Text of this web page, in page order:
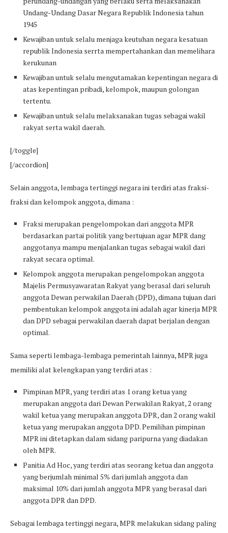
Undang-Undang Dasar Negara Republik Indonesia tahun
1945
Kewajiban untuk selalu menjaga keutuhan negara kesatuan
republik Indonesia serrta mempertahankan dan memelihara
kerukunan
Kewajiban untuk selalu mengutamakan kepentingan negara di
atas kepentingan pribadi, kelompok, maupun golongan
tertentu.
Kewajiban untuk selalu melaksanakan tugas sebagai wakil
rakyat serta wakil daerah.
[/toggle]
[/accordion]
Selain anggota, lembaga tertinggi negara ini terdiri atas fraksi-
fraksi dan kelompok anggota, dimana :
Fraksi merupakan pengelompokan dari anggota MPR
berdasarkan partai politik yang bertujuan agar MPR dang
anggotanya mampu menjalankan tugas sebagai wakil dari
rakyat secara optimal.
Kelompok anggota merupakan pengelompokan anggota
Majelis Permusyawaratan Rakyat yang berasal dari seluruh
anggota Dewan perwakilan Daerah (DPD), dimana tujuan dari
pembentukan kelompok anggota ini adalah agar kinerja MPR
dan DPD sebagai perwakilan daerah dapat berjalan dengan
optimal.
Sama seperti lembaga-lembaga pemerintah lainnya, MPR juga
memiliki alat kelengkapan yang terdiri atas :
Pimpinan MPR, yang terdiri atas 1 orang ketua yang
merupakan anggota dari Dewan Perwakilan Rakyat, 2 orang
wakil ketua yang merupakan anggota DPR, dan 2 orang wakil
ketua yang merupakan anggota DPD. Pemilihan pimpinan
MPR ini ditetapkan dalam sidang paripurna yang diadakan
oleh MPR.
Panitia Ad Hoc, yang terdiri atas seorang ketua dan anggota
yang berjumlah minimal 5% dari jumlah anggota dan
maksimal 10% dari jumlah anggota MPR yang berasal dari
anggota DPR dan DPD.
Sebagai lembaga tertinggi negara, MPR melakukan sidang paling